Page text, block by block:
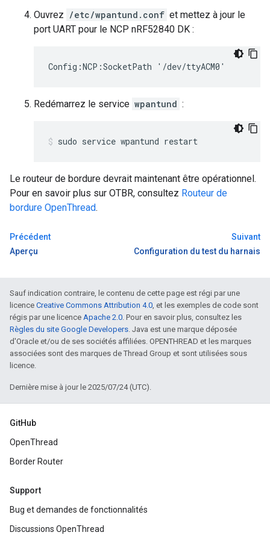
Ouvrez /etc/wpantund.conf et mettez à jour le
port UART pour le NCP nRF52840 DK :
Config:NCP:SocketPath '/dev/ttyACM0'
Redémarrez le service wpantund :
sudo service wpantund restart
Le routeur de bordure devrait maintenant être opérationnel.
Pour en savoir plus sur OTBR, consultez Routeur de
bordure OpenThread.
Précédent
Aperçu
Suivant
Configuration du test du harnais
Sauf indication contraire, le contenu de cette page est régi par une
licence Creative Commons Attribution 4.0 , et les exemples de code sont
régis par une licence Apache 2.0 . Pour en savoir plus, consultez les
Règles du site Google Developers . Java est une marque déposée
d'Oracle et/ou de ses sociétés affiliées. OPENTHREAD et les marques
associées sont des marques de Thread Group et sont utilisées sous
licence.
Dernière mise à jour le 2025/07/24 (UTC).
GitHub
OpenThread
Border Router
Support
Bug et demandes de fonctionnalités
Discussions OpenThread